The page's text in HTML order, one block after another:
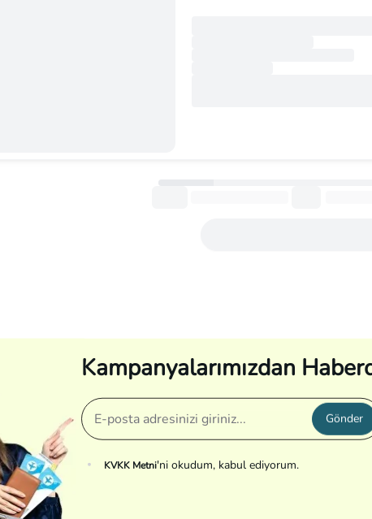
Kampanyalarımızdan
Gönder
KVKK Metni'ni okudum, kabul ediyorum.